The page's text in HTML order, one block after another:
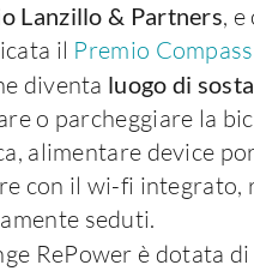
Lanzillo & Partners, e
il Premio
diventa luogo di sosta
o parcheggiare la
alimentare device
con il wi-fi integrato,
seduti.
RePower è dotata di